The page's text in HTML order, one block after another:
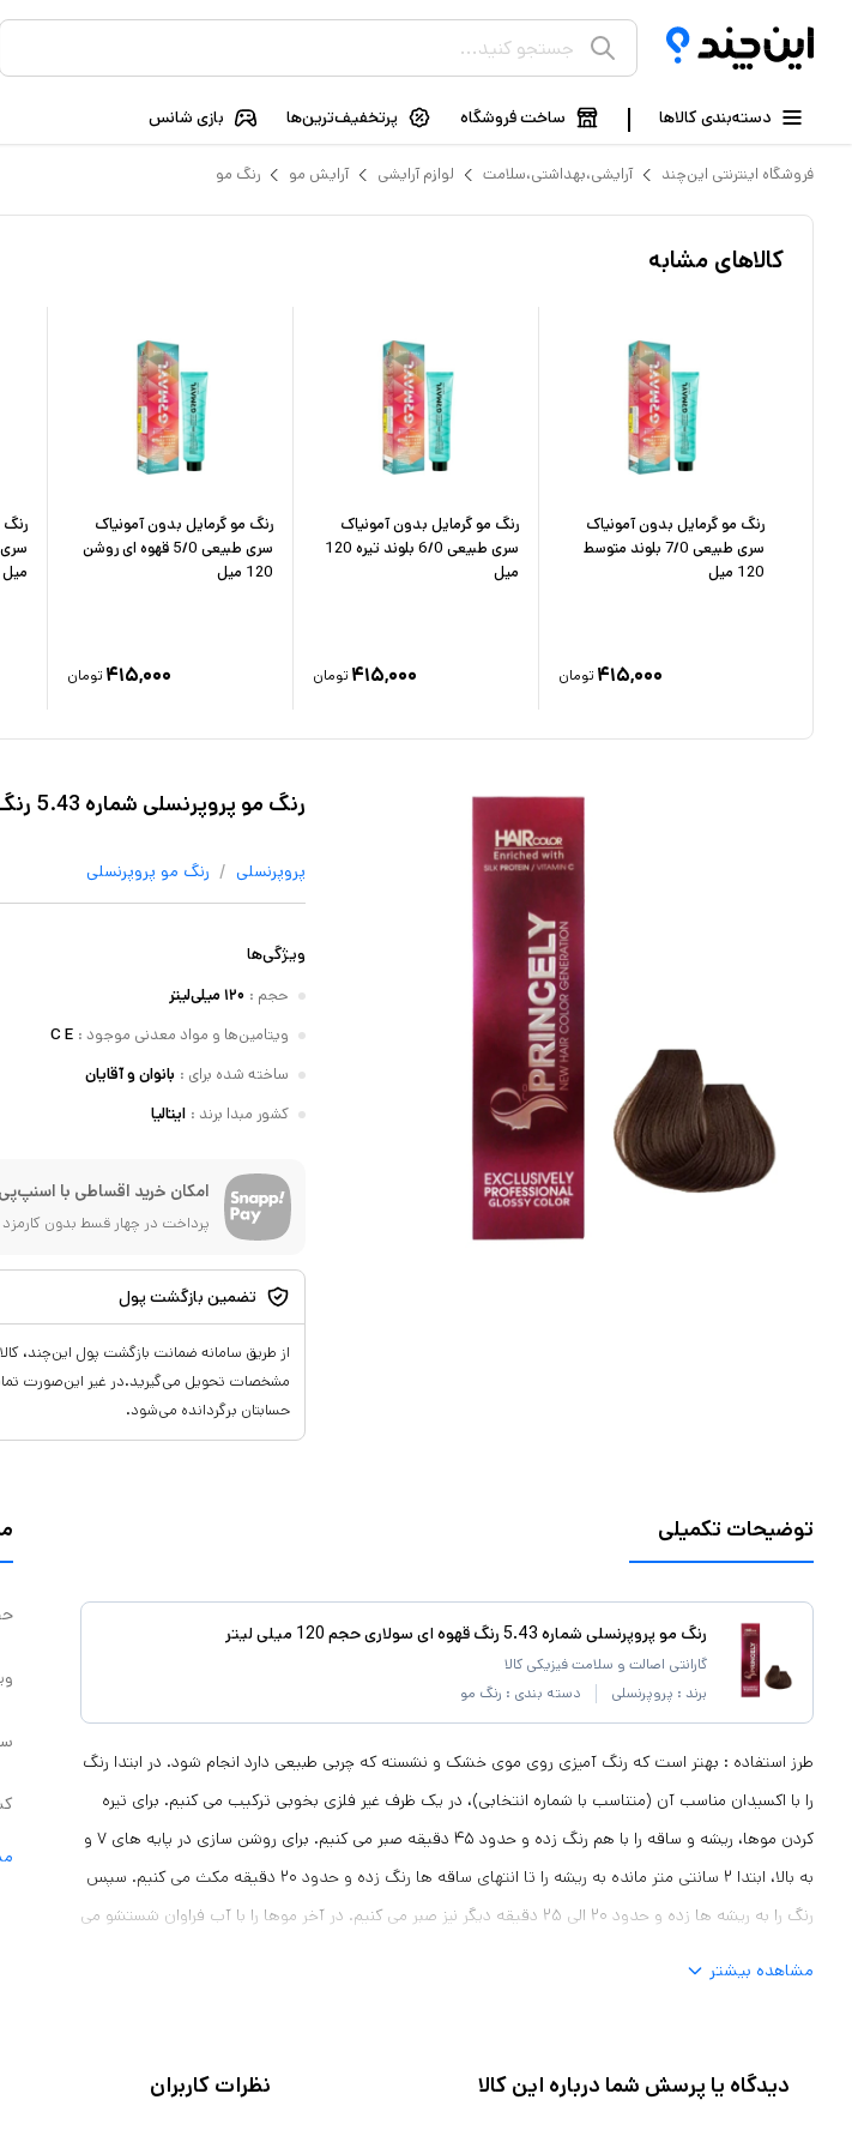
دسته‌بندی کالاها ساخت فروشگاه پرتخفیف‌ترین‌ها بازی شانس
فروشگاه اینترنتی این‌چند آرایشی،بهداشتی،سلامت لوازم آرایشی آرایش مو رنگ مو
کالاهای مشابه
رنگ مو گرمایل بدون آمونیاک
سری طبیعی 7/0 بلوند متوسط
120 میل
۴۱۵,۰۰۰ تومان
رنگ مو گرمایل بدون آمونیاک
سری طبیعی 6/0 بلوند تیره 120
میل
۴۱۵,۰۰۰ تومان
رنگ مو گرمایل بدون آمونیاک
سری طبیعی 5/0 قهوه ای روشن
120 میل
۴۱۵,۰۰۰ تومان
رنگ
میل
رنگ مو پروپرنسلی شماره 5.43 رنگ قهوه ای سولاری حجم 120 میلی لیتر
پروپرنسلی / رنگ مو پروپرنسلی
ویژگی‌ها
حجم : ۱۲۰ میلی‌لیتر
ویتامین‌ها و مواد معدنی موجود :
C E
ساخته شده برای : بانوان و آقایان
کشور مبدا برند : ایتالیا
امکان خرید اقساطی با اسنپ‌پی
پرداخت در چهار قسط بدون کارمزد
تضمین بازگشت پول
از طریق سامانه ضمانت بازگشت پول این‌چند،
مشخصات تحویل می‌گیرید.در غیر این‌صورت
حسابتان برگردانده می‌شود.
توضیحات تکمیلی
رنگ مو پروپرنسلی شماره 5.43 رنگ قهوه ای سولاری حجم 120 میلی لیتر
گارانتی اصالت و سلامت فیزیکی کالا
برند : پروپرنسلی دسته بندی : رنگ مو
طرز استفاده : بهتر است که رنگ آمیزی روی موی خشک و نشسته که چربی طبیعی دارد انجام شود. در ابتدا رنگ
را با اکسیدان مناسب آن (متناسب با شماره انتخابی)، در یک ظرف غیر فلزی بخوبی ترکیب می کنیم. برای تیره
کردن موها، ریشه و ساقه را با هم رنگ زده و حدود ۴۵ دقیقه صبر می کنیم. برای روشن سازی در پایه های ۷ و
به بالا، ابتدا ۲ سانتی متر مانده به ریشه را تا انتهای ساقه ها رنگ زده و حدود ۲۰ دقیقه مکث می کنیم. سپس
رنگ را به ریشه ها زده و حدود ۲۰ الی ۲۵ دقیقه دیگر نیز صبر می کنیم. در آخر موها را با آب فراوان شستشو می
مشاهده بیشتر
دیدگاه یا پرسش شما درباره این کالا نظرات کاربران